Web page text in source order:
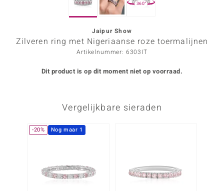
360°
Jaipur Show
Zilveren ring met Nigeriaanse roze toermalijnen
Artikelnummer: 6303IT
Dit product is op dit moment niet op voorraad.
Vergelijkbare sieraden
-20% Nog maar 1